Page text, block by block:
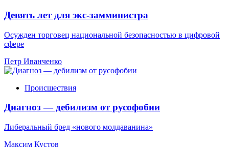
Девять лет для экс-замминистра
Осужден торговец национальной безопасностью в цифровой
сфере
Петр Иванченко
Происшествия
Диагноз — дебилизм от русофобии
Либеральный бред «нового молдаванина»
Максим Кустов